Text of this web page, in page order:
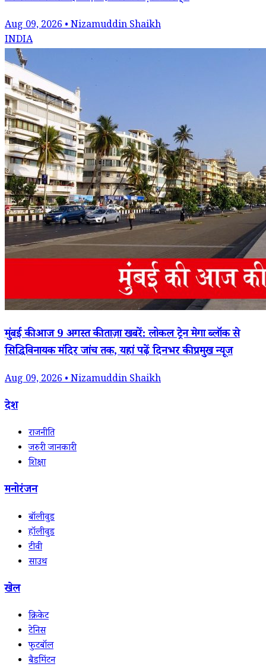
Aug 09, 2026 • Nizamuddin Shaikh
INDIA
मुंबई की आज 9 अगस्त की ताज़ा खबरें: लोकल ट्रेन मेगा ब्लॉक से
सिद्धिविनायक मंदिर जांच तक, यहां पढ़ें दिनभर की प्रमुख न्यूज
Aug 09, 2026 • Nizamuddin Shaikh
देश
राजनीति
जरुरी जानकारी
शिक्षा
मनोरंजन
बॉलीवुड
हॉलीवुड
टीवी
साउथ
खेल
क्रिकेट
टेनिस
फुटबॉल
बैडमिंटन